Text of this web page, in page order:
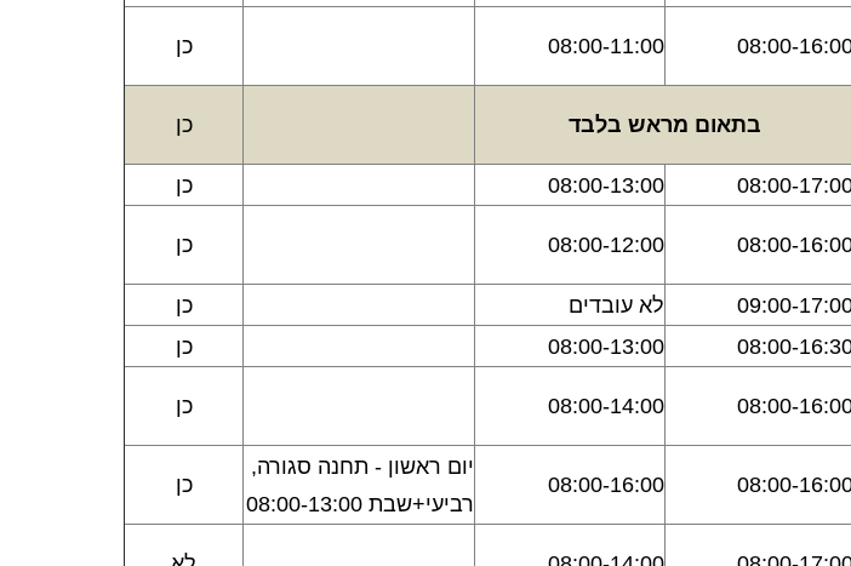
08:00-
08:00-11:00 כן
בתאום מראש בלבד כן
08:00-
08:00-13:00 כן
08:00-
08:00-12:00 כן
09:00- לא עובדים
כן
08:00-
08:00-13:00 כן
08:00-
08:00-14:00 כן
08:00-
08:00-16:00
יום ראשון - תחנה סגורה,
רביעי+שבת 08:00-13:00
כן